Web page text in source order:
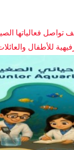
تواصل فعالياتها
للأطفال